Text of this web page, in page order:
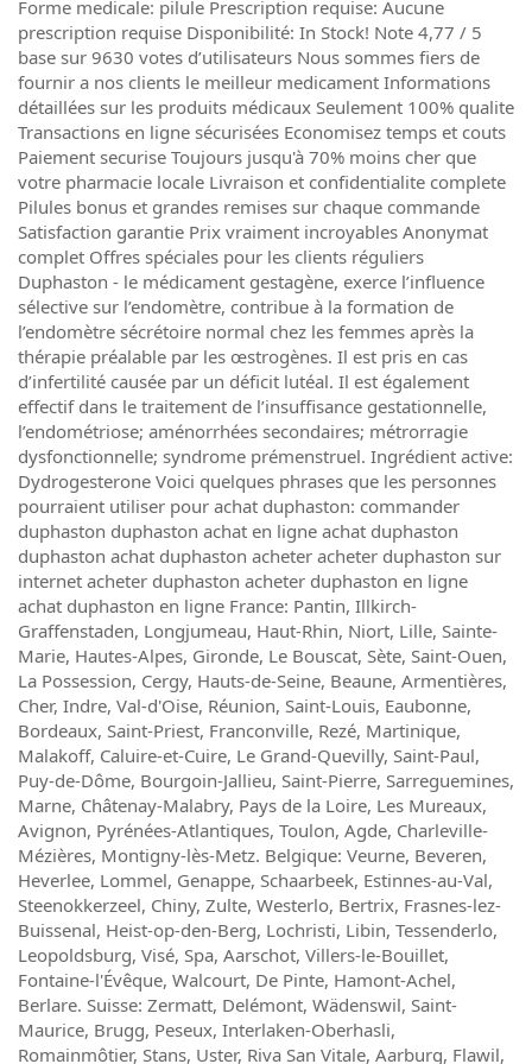
Forme medicale: pilule Prescription requise: Aucune
prescription requise Disponibilité: In Stock! Note 4,77 / 5
base sur 9630 votes d’utilisateurs Nous sommes fiers de
fournir a nos clients le meilleur medicament Informations
détaillées sur les produits médicaux Seulement 100% qualite
Transactions en ligne sécurisées Economisez temps et couts
Paiement securise Toujours jusqu'à 70% moins cher que
votre pharmacie locale Livraison et confidentialite complete
Pilules bonus et grandes remises sur chaque commande
Satisfaction garantie Prix vraiment incroyables Anonymat
complet Offres spéciales pour les clients réguliers
Duphaston - le médicament gestagène, exerce l’influence
sélective sur l’endomètre, contribue à la formation de
l’endomètre sécrétoire normal chez les femmes après la
thérapie préalable par les œstrogènes. Il est pris en cas
d’infertilité causée par un déficit lutéal. Il est également
effectif dans le traitement de l’insuffisance gestationnelle,
l’endométriose; aménorrhées secondaires; métrorragie
dysfonctionnelle; syndrome prémenstruel. Ingrédient active:
Dydrogesterone Voici quelques phrases que les personnes
pourraient utiliser pour achat duphaston: commander
duphaston duphaston achat en ligne achat duphaston
duphaston achat duphaston acheter acheter duphaston sur
internet acheter duphaston acheter duphaston en ligne
achat duphaston en ligne France: Pantin, Illkirch-
Graffenstaden, Longjumeau, Haut-Rhin, Niort, Lille, Sainte-
Marie, Hautes-Alpes, Gironde, Le Bouscat, Sète, Saint-Ouen,
La Possession, Cergy, Hauts-de-Seine, Beaune, Armentières,
Cher, Indre, Val-d'Oise, Réunion, Saint-Louis, Eaubonne,
Bordeaux, Saint-Priest, Franconville, Rezé, Martinique,
Malakoff, Caluire-et-Cuire, Le Grand-Quevilly, Saint-Paul,
Puy-de-Dôme, Bourgoin-Jallieu, Saint-Pierre, Sarreguemines,
Marne, Châtenay-Malabry, Pays de la Loire, Les Mureaux,
Avignon, Pyrénées-Atlantiques, Toulon, Agde, Charleville-
Mézières, Montigny-lès-Metz. Belgique: Veurne, Beveren,
Heverlee, Lommel, Genappe, Schaarbeek, Estinnes-au-Val,
Steenokkerzeel, Chiny, Zulte, Westerlo, Bertrix, Frasnes-lez-
Buissenal, Heist-op-den-Berg, Lochristi, Libin, Tessenderlo,
Leopoldsburg, Visé, Spa, Aarschot, Villers-le-Bouillet,
Fontaine-l'Évêque, Walcourt, De Pinte, Hamont-Achel,
Berlare. Suisse: Zermatt, Delémont, Wädenswil, Saint-
Maurice, Brugg, Peseux, Interlaken-Oberhasli,
Romainmôtier, Stans, Uster, Riva San Vitale, Aarburg, Flawil,